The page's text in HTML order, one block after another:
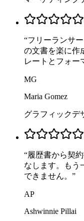
“フリーランサ
の文書を楽に作
レートとフォー
MG
Maria Gomez
グラフィックデ
“履歴書から契
なします。もう
できません。 ”
AP
Ashwinnie Pillai